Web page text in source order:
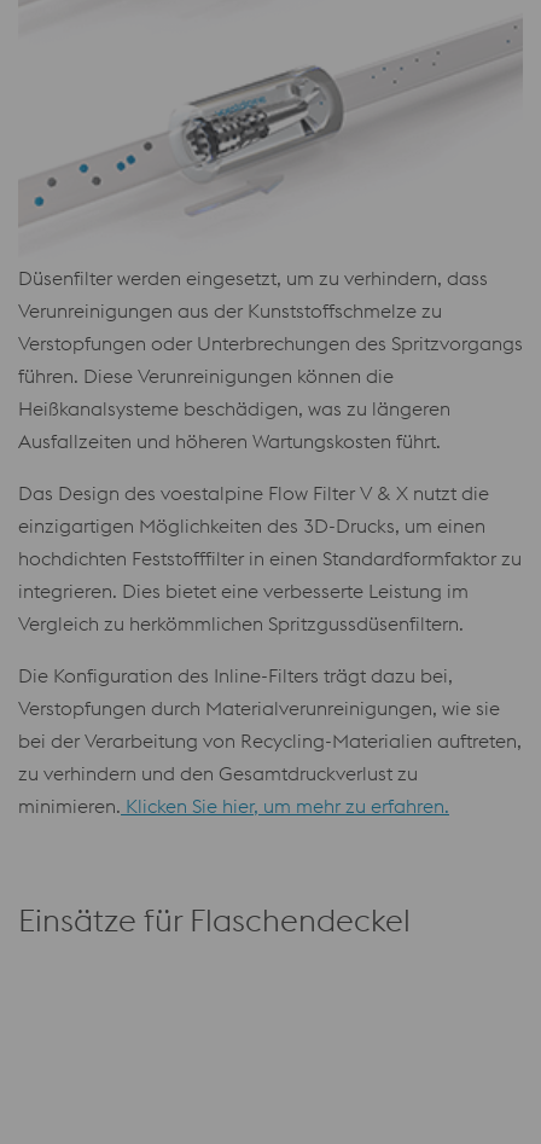
Düsenfilter werden eingesetzt, um zu verhindern, dass
Verunreinigungen aus der Kunststoffschmelze zu
Verstopfungen oder Unterbrechungen des Spritzvorgangs
führen. Diese Verunreinigungen können die
Heißkanalsysteme beschädigen, was zu längeren
Ausfallzeiten und höheren Wartungskosten führt.
Das Design des voestalpine Flow Filter V & X nutzt die
einzigartigen Möglichkeiten des 3D-Drucks, um einen
hochdichten Feststofffilter in einen Standardformfaktor zu
integrieren. Dies bietet eine verbesserte Leistung im
Vergleich zu herkömmlichen Spritzgussdüsenfiltern.
Die Konfiguration des Inline-Filters trägt dazu bei,
Verstopfungen durch Materialverunreinigungen, wie sie
bei der Verarbeitung von Recycling-Materialien auftreten,
zu verhindern und den Gesamtdruckverlust zu
minimieren. Klicken Sie hier, um mehr zu erfahren.
Einsätze für Flaschendeckel